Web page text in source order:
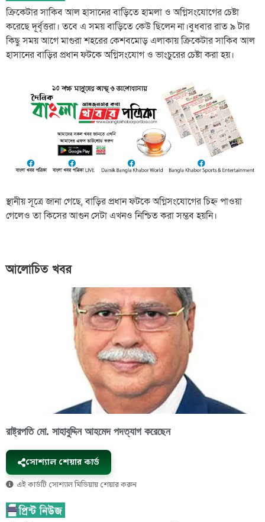
ক্রিকেটার সাকিব আল হাসানের বাড়িতে হামলা ও অগ্নিসংযোগের চেষ্টা
করেছে দূর্বৃত্তরা। তবে এ সময় বাড়িতে কেউ ছিলেন না।বুধবার রাত ৯ টার
কিছু সময় আগে মাগুরা শহরের কেশবমোড় এলাকায় ক্রিকেটার সাকিব আল
হাসানের বাড়ির প্রধান ফটকে অগ্নিসংযোগ ও ভাংচুরের চেষ্টা করা হয়।
স্থানীয় সূত্রে জানা গেছে, বাড়ির প্রধান ফটকে অগ্নিসংযোগের চিহ্ন পাওয়া
গেলেও তা কিসের আগুন সেটা এখনও নিশ্চিত করা সম্ভব হয়নি।
আলোচিত খবর
রাষ্ট্রপতি মো. সাহাবুদ্দিন আহমেদ পদত্যাগ করেছেন
সোশ্যাল শেয়ার কার্ড
এই কার্ডটি সোশ্যাল মিডিয়ায় শেয়ার করুন